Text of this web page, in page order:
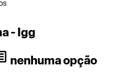
- Igg
nenhuma opção